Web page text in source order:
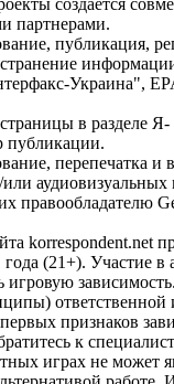
создается
партнерами.
публикация,
Украина",
в разделе
публикации.
перепечатка и
аудиовизуальных
правообладателю
korrespondent.net
(21+). Участие в
игровую
признаков
к
играх не может